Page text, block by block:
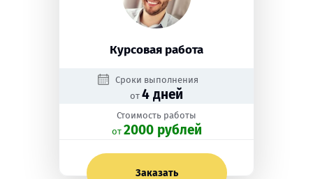
Курсовая работа
Сроки выполнения
от 4 дней
Стоимость работы
oт 2000 рублей
Заказать